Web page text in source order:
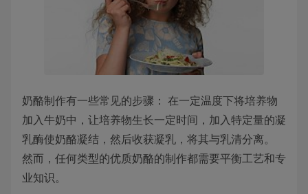
奶酪制作有一些常见的步骤： 在一定温度下将培养物
加入牛奶中，让培养物生长一定时间，加入特定量的凝
乳酶使奶酪凝结，然后收获凝乳，将其与乳清分离。
然而，任何类型的优质奶酪的制作都需要平衡工艺和专
业知识。